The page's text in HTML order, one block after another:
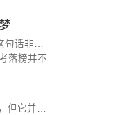
句话非常
落榜并不
但它并不